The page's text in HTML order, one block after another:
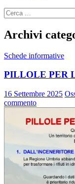
Ricerca
per:
Archivi
Schede informative
PILLOLE PER
16 Settembre 2025
commento